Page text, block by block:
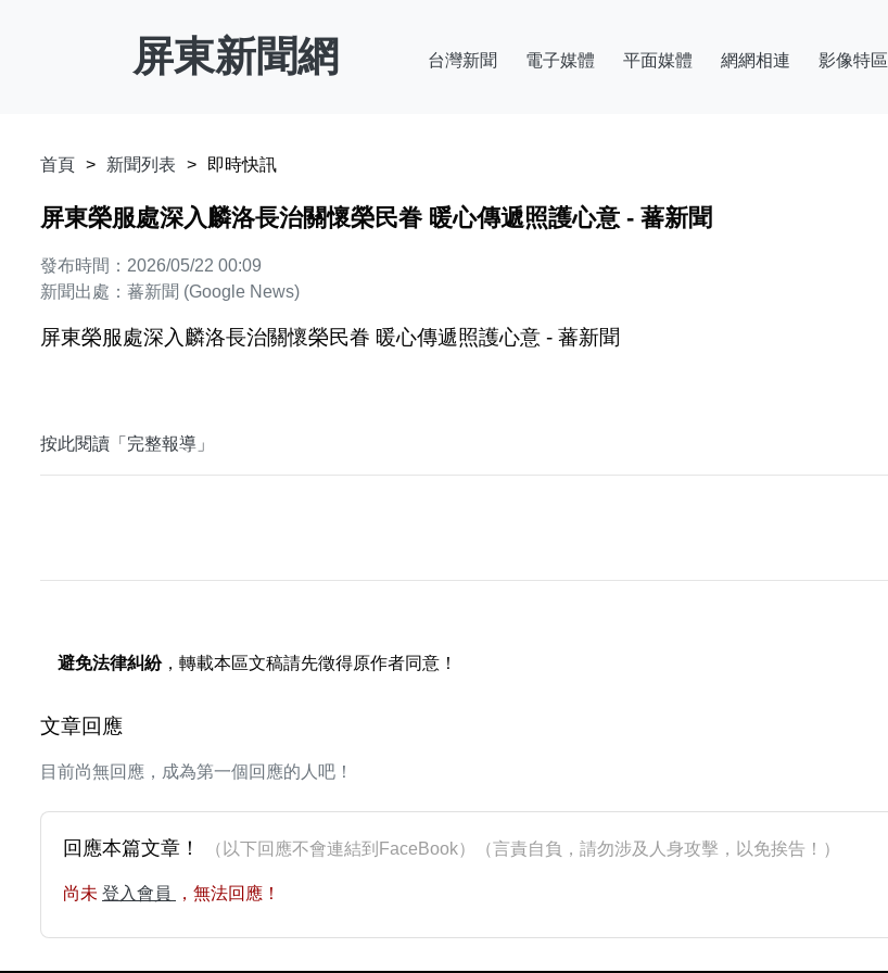
屏東新聞網 台灣新聞 電子媒體 平面媒體 網網相連 影像特區
首頁 新聞列表 即時快訊
屏東榮服處深入麟洛長治關懷榮民眷 暖心傳遞照護心意 - 蕃新聞
發布時間：2026/05/22 00:09
新聞出處：蕃新聞 (Google News)
屏東榮服處深入麟洛長治關懷榮民眷 暖心傳遞照護心意 - 蕃新聞
按此閱讀「完整報導」
避免法律糾紛，轉載本區文稿請先徵得原作者同意！
文章回應
目前尚無回應，成為第一個回應的人吧！
回應本篇文章！ （以下回應不會連結到FaceBook）（言責自負，請勿涉及人身攻擊，以免挨告！）
尚未 登入會員 ，無法回應！